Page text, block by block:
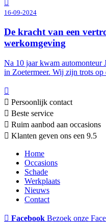
16-09-2024
De kracht van een
werkomgeving
Na 10 jaar kwam automonteur
in Zoetermeer. Wij zijn trots op
Persoonlijk contact
Beste service
Ruim aanbod aan occasions
Klanten geven ons een 9.5
Home
Occasions
Schade
Werkplaats
Nieuws
Contact
Facebook Bezoek onze